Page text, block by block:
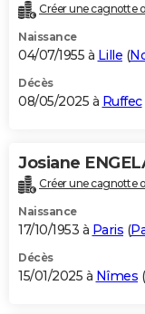
Créer une cagnotte
Naissance
04/07/1955 à Lille (
Décès
08/05/2025 à Ruffec
Josiane
Créer une cagnotte
Naissance
17/10/1953 à Paris (
Décès
15/01/2025 à Nîmes (